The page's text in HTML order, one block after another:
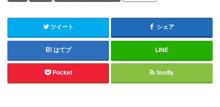
ツイート シェア
はてブ LINE
Pocket feedly